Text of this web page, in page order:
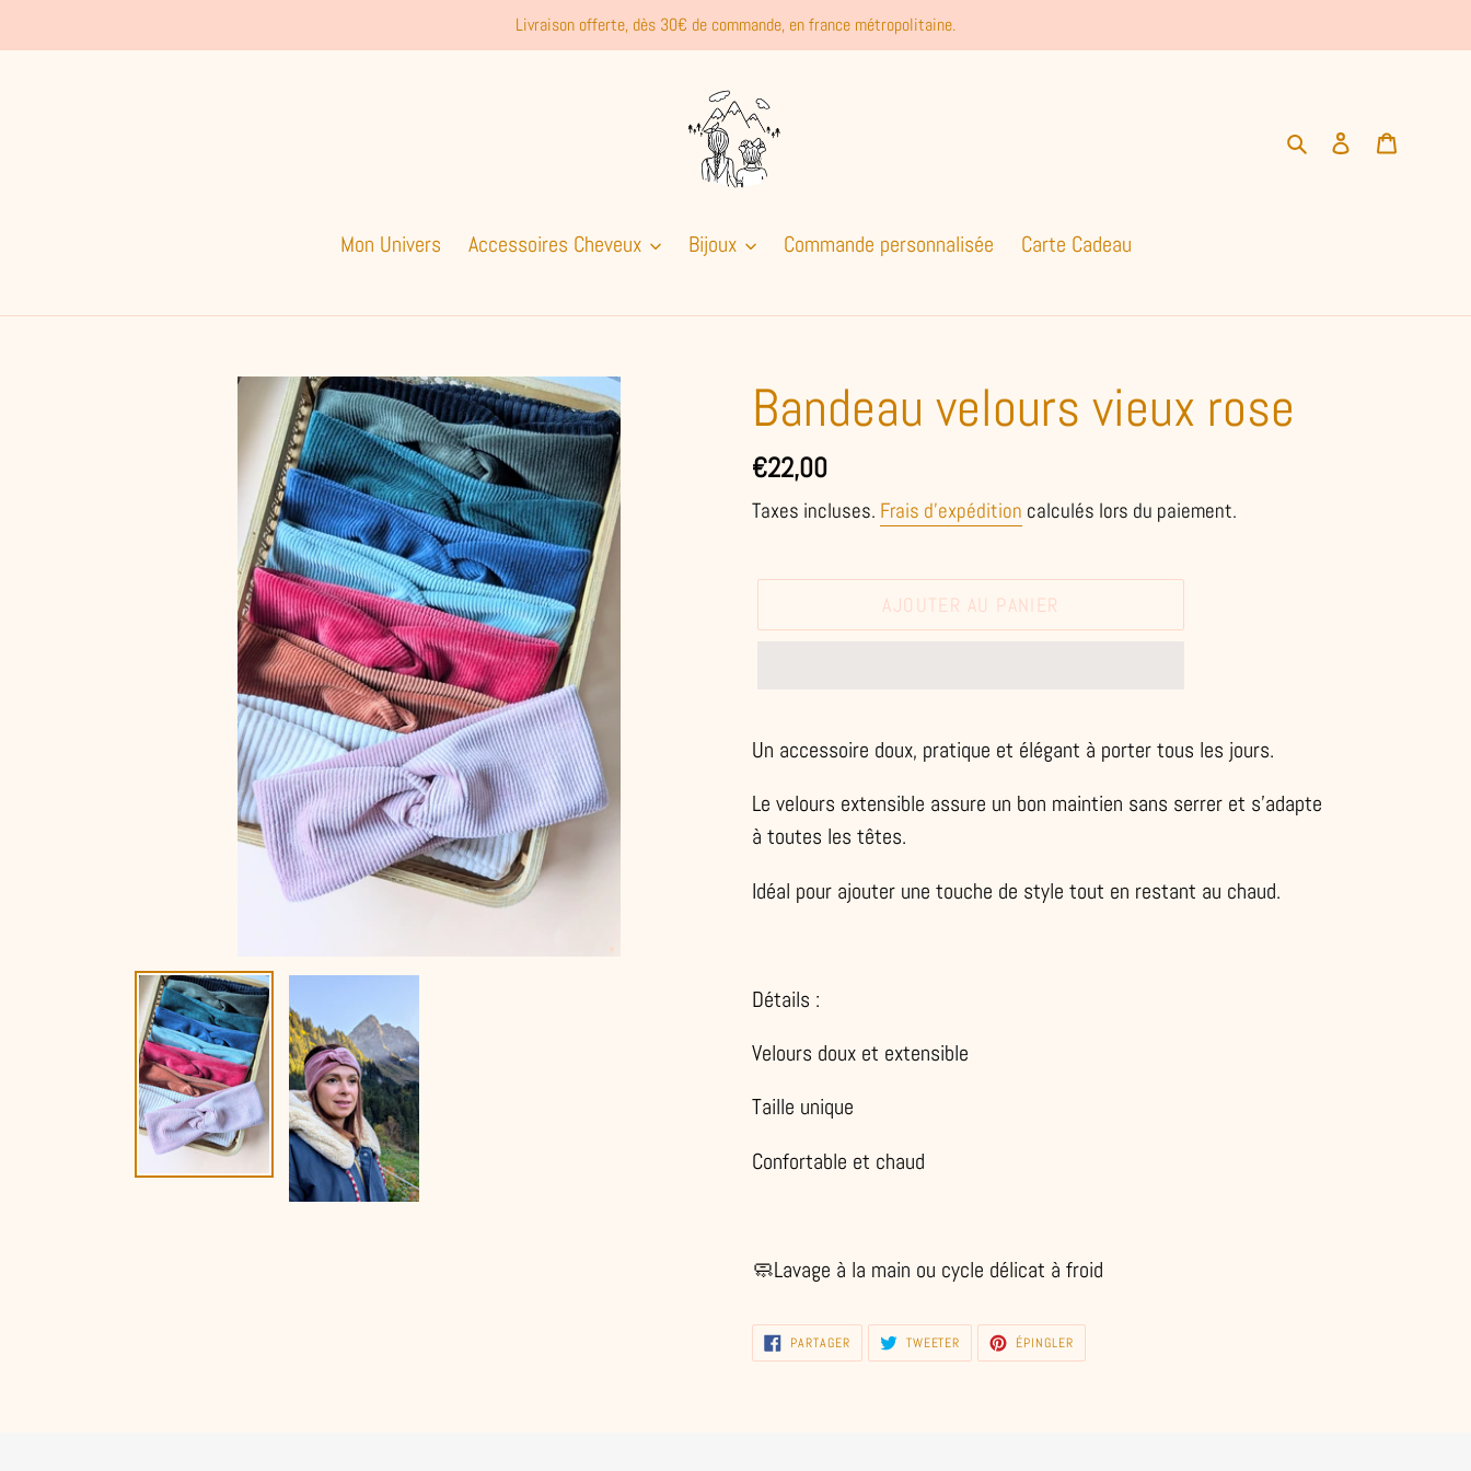
au
Livraison offerte, dès 30€ de commande, en france métropolitaine.
RechercherSe connecter
Mon Univers Accessoires Cheveux Bijoux Commande personnalisée Carte Cadeau
Bandeau velours vieux rose
Prix
normal
€22,00
Taxes incluses. Frais d'expédition calculés lors du paiement.
AJOUTER AU PANIER
d'un
à
votre
panier
Un accessoire doux, pratique et élégant à porter tous les jours.
Le velours extensible assure un bon maintien sans serrer et s’adapte
à toutes les têtes.
Idéal pour ajouter une touche de style tout en restant au chaud.
Détails :
Velours doux et extensible
Taille unique
Confortable et chaud
🧼Lavage à la main ou cycle délicat à froid
PARTAGERPARTAGER
SUR
FACEBOOK
TWEETER TWEETER
TWITTER
ÉPINGLER
PINTEREST